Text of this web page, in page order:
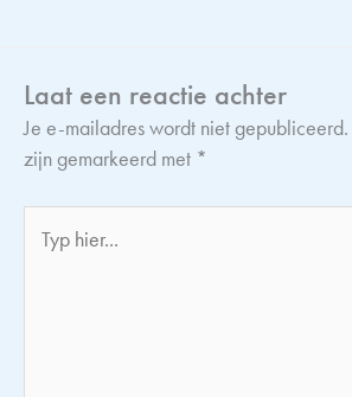
Laat een reactie achter
Je e-mailadres wordt niet gepubliceerd.
zijn gemarkeerd met *
hier...